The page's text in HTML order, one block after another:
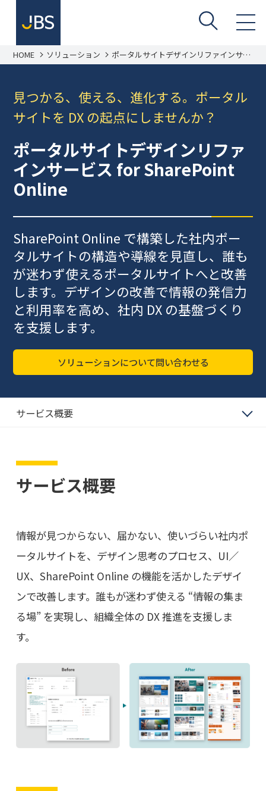
HOME ソリューション ポータルサイトデザインリファインサー
ビス for SharePoint Online
見つかる、使える、進化する。ポータル
サイトを DX の起点にしませんか？
ポータルサイトデザインリファ
インサービス for SharePoint
Online
SharePoint Online で構築した社内ポー
タルサイトの構造や導線を見直し、誰も
が迷わず使えるポータルサイトへと改善
します。デザインの改善で情報の発信力
と利用率を高め、社内 DX の基盤づくり
を支援します。
ソリューションについて問い合わせる
サービス概要
サービス概要
情報が見つからない、届かない、使いづらい社内ポ
ータルサイトを、デザイン思考のプロセス、UI／
UX、SharePoint Online の機能を活かしたデザイ
ンで改善します。誰もが迷わず使える “情報の集ま
る場” を実現し、組織全体の DX 推進を支援しま
す。